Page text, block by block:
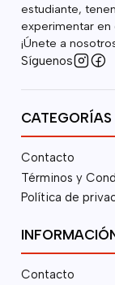
estudiante,
experimentar en
¡Únete a
Síguenos
CATEGORÍAS
Contacto
Términos y
Política de
Contacto